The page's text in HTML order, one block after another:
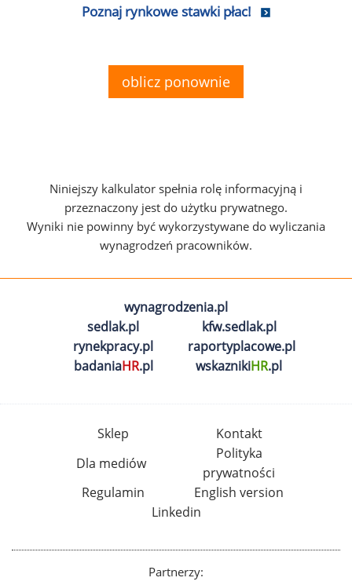
Poznaj rynkowe stawki płac!
oblicz ponownie
Niniejszy kalkulator spełnia rolę informacyjną i
przeznaczony jest do użytku prywatnego.
Wyniki nie powinny być wykorzystywane do wyliczania
wynagrodzeń pracowników.
wynagrodzenia.pl
sedlak.pl
kfw.sedlak.pl
rynekpracy.pl
raportyplacowe.pl
badaniaHR.pl wskaznikiHR.pl
Sklep
Kontakt
Dla mediów
Polityka
prywatności
Regulamin
English version
Linkedin
Partnerzy: